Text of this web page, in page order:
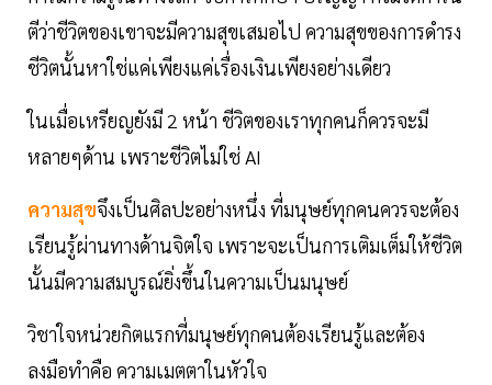
ตีว่าชีวิตของเขาจะมีความสุขเสมอไป ความสุขของการดำรง
ชีวิตนั้นหาใช่แค่เพียงแค่เรื่องเงินเพียงอย่างเดียว
ในเมื่อเหรียญยังมี 2 หน้า ชีวิตของเราทุกคนก็ควรจะมี
หลายๆด้าน เพราะชีวิตไม่ใช่ AI
ความสุขจึงเป็นศิลปะอย่างหนึ่ง ที่มนุษย์ทุกคนควรจะต้อง
เรียนรู้ผ่านทางด้านจิตใจ เพราะจะเป็นการเติมเต็มให้ชีวิต
นั้นมีความสมบูรณ์ยิ่งขึ้นในความเป็นมนุษย์
วิชาใจหน่วยกิตแรกที่มนุษย์ทุกคนต้องเรียนรู้และต้อง
ลงมือทำคือ ความเมตตาในหัวใจ